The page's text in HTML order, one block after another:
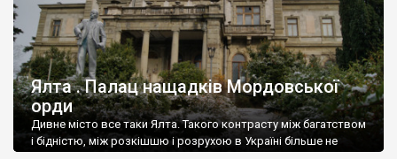
Ялта . Палац нащадків Мордовської
орди
Дивне місто все таки Ялта. Такого контрасту між багатством
і бідністю, між розкішшю і розрухою в Україні більше не